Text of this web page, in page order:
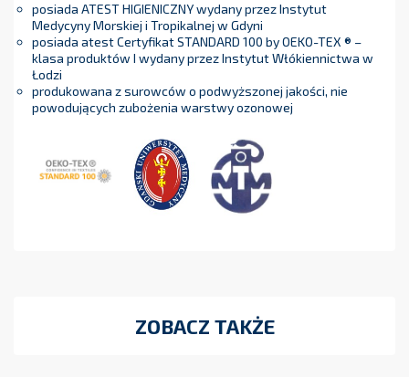
posiada ATEST HIGIENICZNY wydany przez Instytut
Medycyny Morskiej i Tropikalnej w Gdyni
posiada atest Certyfikat STANDARD 100 by OEKO-TEX ® –
klasa produktów I wydany przez Instytut Włókiennictwa w
Łodzi
produkowana z surowców o podwyższonej jakości, nie
powodujących zubożenia warstwy ozonowej
ZOBACZ TAKŻE